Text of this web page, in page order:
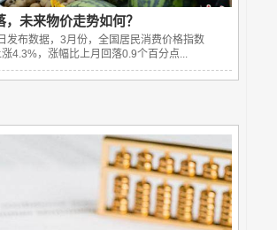
，未来物价走势如何？
发布数据，3月份，全国居民消费价格指数
涨4.3%，涨幅比上月回落0.9个百分点...